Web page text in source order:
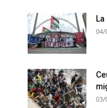
04/
03/